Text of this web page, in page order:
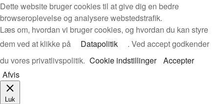
Dette website bruger cookies til at give dig en bedre
browseroplevelse og analysere webstedstrafik.
Læs om, hvordan vi bruger cookies, og hvordan du kan styre
dem ved at klikke på
Datapolitik
. Ved accept godkender
du vores privatlivspolitik. Cookie indstillinger
Accepter
Afvis
Luk